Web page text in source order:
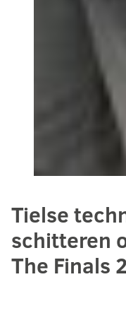
Tielse
schitteren
The Finals